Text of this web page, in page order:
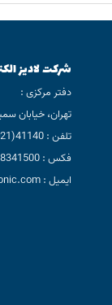
شرکت لادیز
دفتر مرکزی :
تهران، خیابان سمیه،
تلفن : 41140(021)
فکس : 88341500(021)
ایمیل : info@ladizelectronic.com